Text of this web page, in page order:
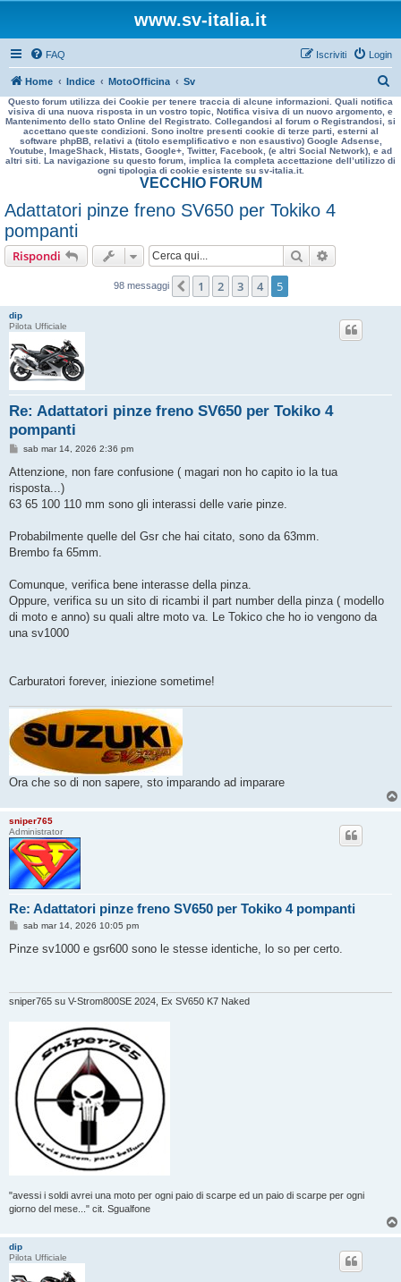
www.sv-italia.it
FAQ Login
Iscriviti
Home Indice MotoOfficina Sv
e
r
a
Questo forum utilizza dei Cookie per tenere traccia di alcune informazioni. Quali notifica
visiva di una nuova risposta in un vostro topic, Notifica visiva di un nuovo argomento, e
Mantenimento dello stato Online del Registrato. Collegandosi al forum o Registrandosi, si
accettano queste condizioni. Sono inoltre presenti cookie di terze parti, esterni al
software phpBB, relativi a (titolo esemplificativo e non esaustivo) Google Adsense,
Youtube, ImageShack, Histats, Google+, Twitter, Facebook, (e altri Social Network), e ad
altri siti. La navigazione su questo forum, implica la completa accettazione dell’utilizzo di
ogni tipologia di cookie esistente su sv-italia.it.
VECCHIO FORUM
Adattatori pinze freno SV650 per Tokiko 4
pompanti
Rispondi Cerca
98 messaggi Precedente
1 2 3 4 5
dip
Pilota Ufficiale
Re: Adattatori pinze freno SV650 per Tokiko 4
pompanti
M
s
a
g
o
sab mar 14, 2026 2:36 pm
Attenzione, non fare confusione ( magari non ho capito io la tua
risposta...)
63 65 100 110 mm sono gli interassi delle varie pinze.
Probabilmente quelle del Gsr che hai citato, sono da 63mm.
Brembo fa 65mm.
Comunque, verifica bene interasse della pinza.
Oppure, verifica su un sito di ricambi il part number della pinza ( modello
di moto e anno) su quali altre moto va. Le Tokico che ho io vengono da
una sv1000
Carburatori forever, iniezione sometime!
Ora che so di non sapere, sto imparando ad imparare
sniper765
Administrator
Re: Adattatori pinze freno SV650 per Tokiko 4 pompanti
M
s
i
sab mar 14, 2026 10:05 pm
Pinze sv1000 e gsr600 sono le stesse identiche, lo so per certo.
sniper765 su V-Strom800SE 2024, Ex SV650 K7 Naked
"avessi i soldi avrei una moto per ogni paio di scarpe ed un paio di scarpe per ogni
giorno del mese..." cit. Sgualfone
dip
Pilota Ufficiale